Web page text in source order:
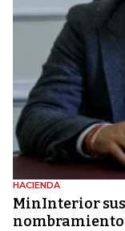
HACIENDA
MinInterior